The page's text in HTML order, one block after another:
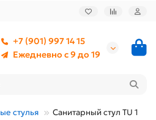
+7 (901) 997 14 15
Ежедневно с 9 до 19
стулья Санитарный стул TU 1